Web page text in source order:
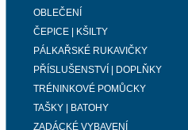
OBLEČENÍ
ČEPICE | KŠILTY
PÁLKAŘSKÉ RUKAVIČKY
PŘÍSLUŠENSTVÍ | DOPLŇKY
TRÉNINKOVÉ POMŮCKY
TAŠKY | BATOHY
ZADÁCKÉ VYBAVENÍ